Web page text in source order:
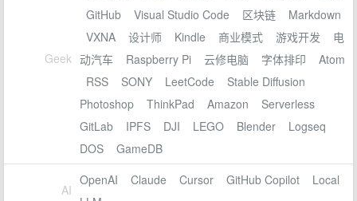
Geek
GitHub
Visual Studio Code 区块链
Markdown
VXNA
设计师 Kindle 商业模式 游戏开发
电
动汽车
Raspberry Pi 云修电脑 字体排印
Atom
RSS
SONY LeetCode
Stable Diffusion
Photoshop
ThinkPad Amazon
Serverless
GitLab
IPFS DJI LEGO Blender
Logseq
DOS
GameDB
AI
OpenAI Claude Cursor GitHub Copilot
Local